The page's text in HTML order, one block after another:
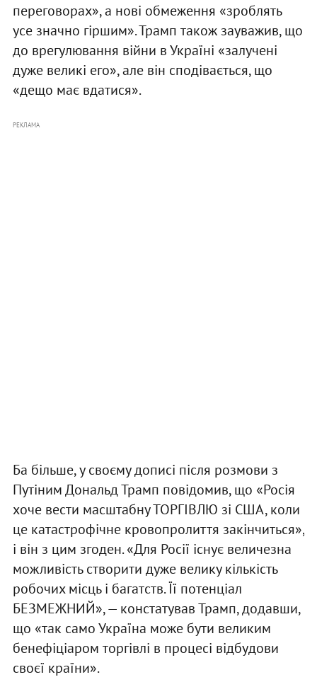
переговорах», а нові обмеження «зроблять
усе значно гіршим». Трамп також зауважив, що
до врегулювання війни в Україні «залучені
дуже великі его», але він сподівається, що
«дещо має вдатися».
РЕКЛАМА
Ба більше, у своєму дописі після розмови з
Путіним Дональд Трамп повідомив, що «Росія
хоче вести масштабну ТОРГІВЛЮ зі США, коли
це катастрофічне кровопролиття закінчиться»,
і він з цим згоден. «Для Росії існує величезна
можливість створити дуже велику кількість
робочих місць і багатств. Її потенціал
БЕЗМЕЖНИЙ», — констатував Трамп, додавши,
що «так само Україна може бути великим
бенефіціаром торгівлі в процесі відбудови
своєї країни».